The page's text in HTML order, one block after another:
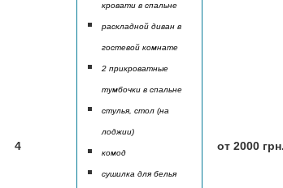
4
кровати в спальне
раскладной диван в
гостевой комнате
2 прикроватные
тумбочки в спальне
стулья, стол (на
лоджии)
комод
сушилка для белья
от 2000